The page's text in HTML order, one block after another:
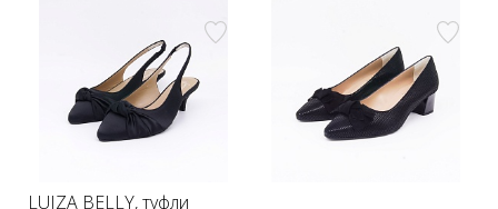
LUIZA BELLY, туфли